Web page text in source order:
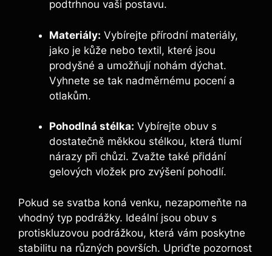
podtrhnou vaši postavu.
Materiály: Vybírejte přírodní materiály,
jako je kůže nebo textil, které jsou
prodyšné a umožňují nohám dýchat.
Vyhnete se tak nadměrnému pocení a
otlakům.
Pohodlná stélka: Vybírejte obuv s
dostatečně měkkou stélkou, která tlumí
nárazy při chůzi. Zvažte také přidání
gelových vložek pro zvýšení pohodlí.
Pokud se svatba koná venku, nezapomeňte na
vhodný typ podrážky. Ideální jsou obuv s
protiskluzovou podrážkou, která vám poskytne
stabilitu na různých površích. Upriďte pozornost